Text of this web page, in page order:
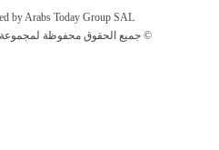
by Arabs Today Group SAL
جميع الحقوق محفوظة لمجموعة العرب اليوم الاعلامية 2025 ©